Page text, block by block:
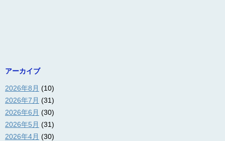
アーカイブ
2026年8月 (10)
2026年7月 (31)
2026年6月 (30)
2026年5月 (31)
2026年4月 (30)